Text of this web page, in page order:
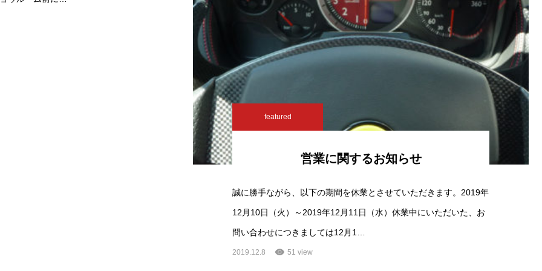
featured
営業に関するお知らせ
誠に勝手ながら、以下の期間を休業とさせていただきます。2019年
12月10日（火）～2019年12月11日（水）休業中にいただいた、お
問い合わせにつきましては12月1…
2019.12.8 51 view